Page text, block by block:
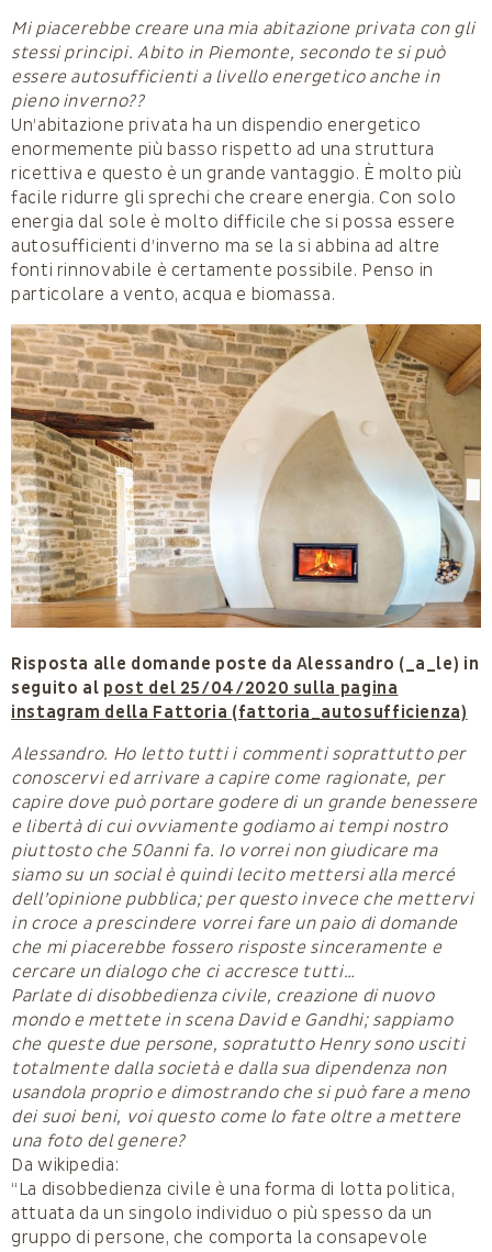
Mi piacerebbe creare una mia abitazione privata con gli
stessi principi. Abito in Piemonte, secondo te si può
essere autosufficienti a livello energetico anche in
pieno inverno??
Un’abitazione privata ha un dispendio energetico
enormemente più basso rispetto ad una struttura
ricettiva e questo è un grande vantaggio. È molto più
facile ridurre gli sprechi che creare energia. Con solo
energia dal sole è molto difficile che si possa essere
autosufficienti d’inverno ma se la si abbina ad altre
fonti rinnovabile è certamente possibile. Penso in
particolare a vento, acqua e biomassa.
Risposta alle domande poste da Alessandro (_a_le) in
seguito al post del 25/04/2020 sulla pagina
instagram della Fattoria (fattoria_autosufficienza)
Alessandro. Ho letto tutti i commenti soprattutto per
conoscervi ed arrivare a capire come ragionate, per
capire dove può portare godere di un grande benessere
e libertà di cui ovviamente godiamo ai tempi nostro
piuttosto che 50anni fa. Io vorrei non giudicare ma
siamo su un social è quindi lecito mettersi alla mercé
dell’opinione pubblica; per questo invece che mettervi
in croce a prescindere vorrei fare un paio di domande
che mi piacerebbe fossero risposte sinceramente e
cercare un dialogo che ci accresce tutti…
Parlate di disobbedienza civile, creazione di nuovo
mondo e mettete in scena David e Gandhi; sappiamo
che queste due persone, sopratutto Henry sono usciti
totalmente dalla società e dalla sua dipendenza non
usandola proprio e dimostrando che si può fare a meno
dei suoi beni, voi questo come lo fate oltre a mettere
una foto del genere?
Da wikipedia:
“La disobbedienza civile è una forma di lotta politica,
attuata da un singolo individuo o più spesso da un
gruppo di persone, che comporta la consapevole